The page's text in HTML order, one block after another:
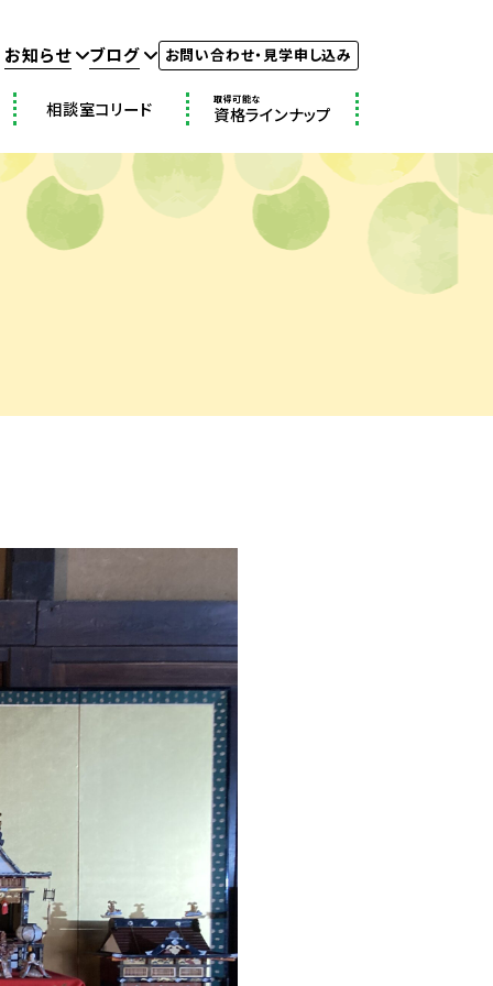
お知らせ ブログ お問い合わせ・見学申し込み
相談室コリード 取得可能な
資格ラインナップ